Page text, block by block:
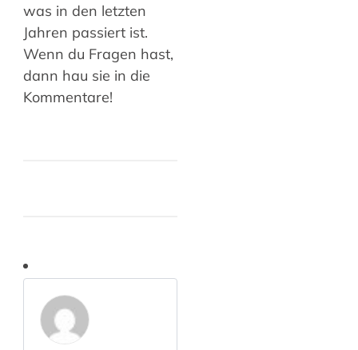
was in den letzten
Jahren passiert ist.
Wenn du Fragen hast,
dann hau sie in die
Kommentare!